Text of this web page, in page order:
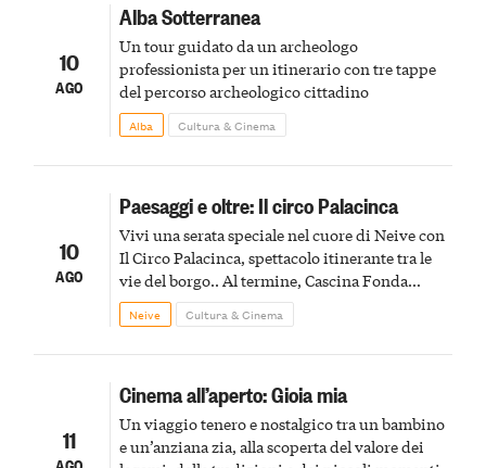
10
AGO
Alba Sotterranea
Un tour guidato da un archeologo
professionista per un itinerario con tre tappe
del percorso archeologico cittadino
Alba Cultura & Cinema
10
AGO
Paesaggi e oltre: Il circo Palacinca
Vivi una serata speciale nel cuore di Neive con
Il Circo Palacinca, spettacolo itinerante tra le
vie del borgo.. Al termine, Cascina Fonda
Winery offrirà una degustazione di due
spumanti.
Neive Cultura & Cinema
11
Cinema all’aperto: Gioia mia
Un viaggio tenero e nostalgico tra un bambino
e un’anziana zia, alla scoperta del valore dei